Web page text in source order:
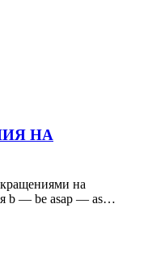
НА
на
b — be asap — as…